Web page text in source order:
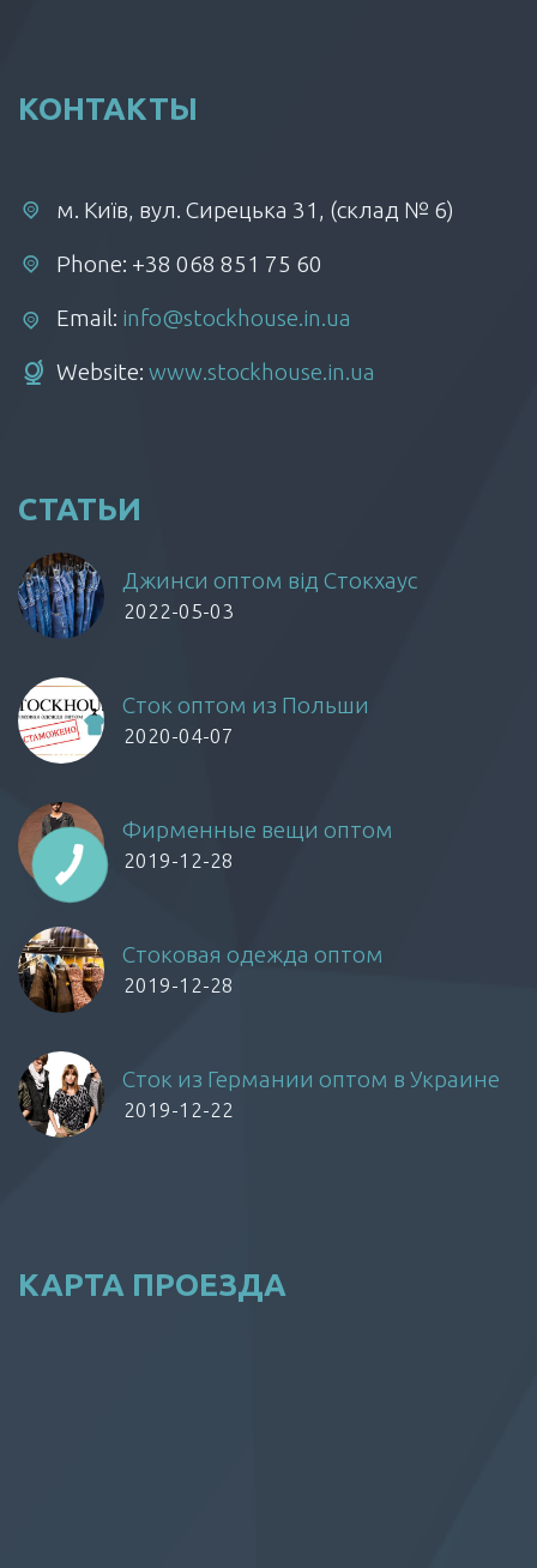
КОНТАКТЫ
м. Київ, вул. Сирецька 31, (склад № 6)
Phone: +38 068 851 75 60
Email: info@stockhouse.in.ua
Website: www.stockhouse.in.ua
СТАТЬИ
Джинси оптом від Стокхаус
2022-05-03
Сток оптом из Польши
2020-04-07
Фирменные вещи оптом
2019-12-28
Стоковая одежда оптом
2019-12-28
Сток из Германии оптом в Украине
2019-12-22
КАРТА ПРОЕЗДА